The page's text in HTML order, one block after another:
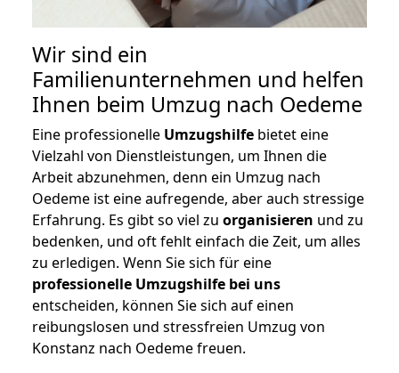
Wir sind ein
Familienunternehmen und helfen
Ihnen beim Umzug nach Oedeme
Eine professionelle Umzugshilfe bietet eine
Vielzahl von Dienstleistungen, um Ihnen die
Arbeit abzunehmen, denn ein Umzug nach
Oedeme ist eine aufregende, aber auch stressige
Erfahrung. Es gibt so viel zu organisieren und zu
bedenken, und oft fehlt einfach die Zeit, um alles
zu erledigen. Wenn Sie sich für eine
professionelle Umzugshilfe bei uns
entscheiden, können Sie sich auf einen
reibungslosen und stressfreien Umzug von
Konstanz nach Oedeme freuen.